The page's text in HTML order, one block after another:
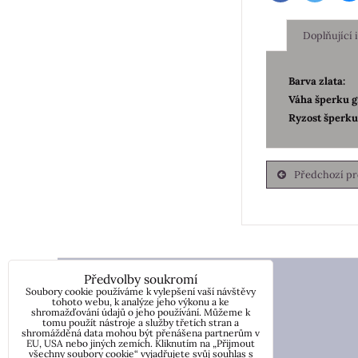
Doplňující
Barva zlata:
Váha šperku
Ryzost
Předchozí
Zlatnictví Sonáta Tachov
Náměstí Republiky 60
34701 Tachov
Předvolby soukromí
Soubory cookie používáme k vylepšení vaší návštěvy
tohoto webu, k analýze jeho výkonu a ke
shromažďování údajů o jeho používání. Můžeme k
tomu použít nástroje a služby třetích stran a
shromážděná data mohou být přenášena partnerům v
EU, USA nebo jiných zemích. Kliknutím na „Přijmout
všechny soubory cookie“ vyjadřujete svůj souhlas s